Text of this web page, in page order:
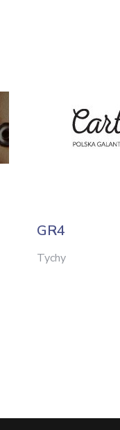
GR4
Tychy